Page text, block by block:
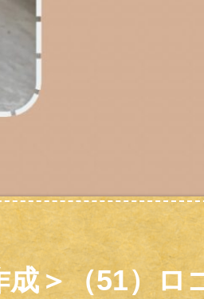
＞（51）ロ